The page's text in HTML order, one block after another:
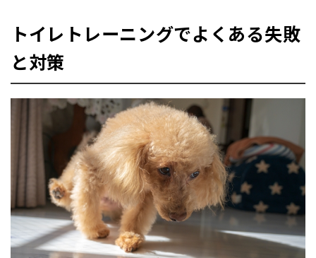
トイレトレーニングでよくある失敗
と対策